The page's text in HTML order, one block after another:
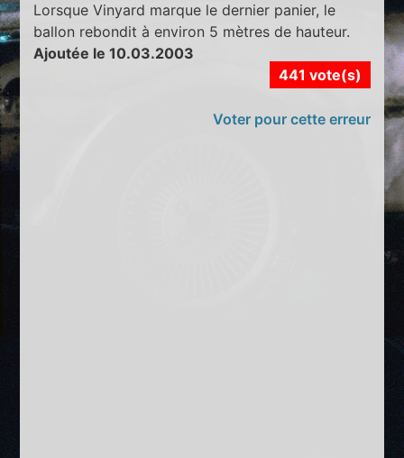
Lorsque Vinyard marque le dernier panier, le
ballon rebondit à environ 5 mètres de hauteur.
Ajoutée le 10.03.2003
441 vote(s)
Voter pour cette erreur